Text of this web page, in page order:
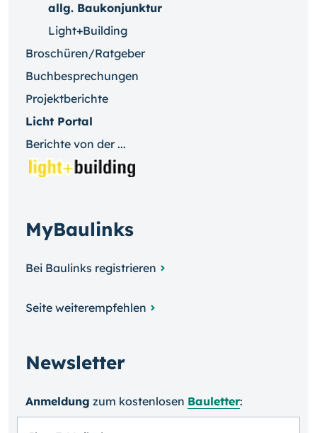
allg. Baukonjunktur
Light+Building
Broschüren/Ratgeber
Buchbesprechungen
Projektberichte
Licht Portal
Berichte von der ...
MyBaulinks
Bei Baulinks registrieren
Seite weiterempfehlen
Newsletter
Anmeldung zum kosten­losen Bauletter: